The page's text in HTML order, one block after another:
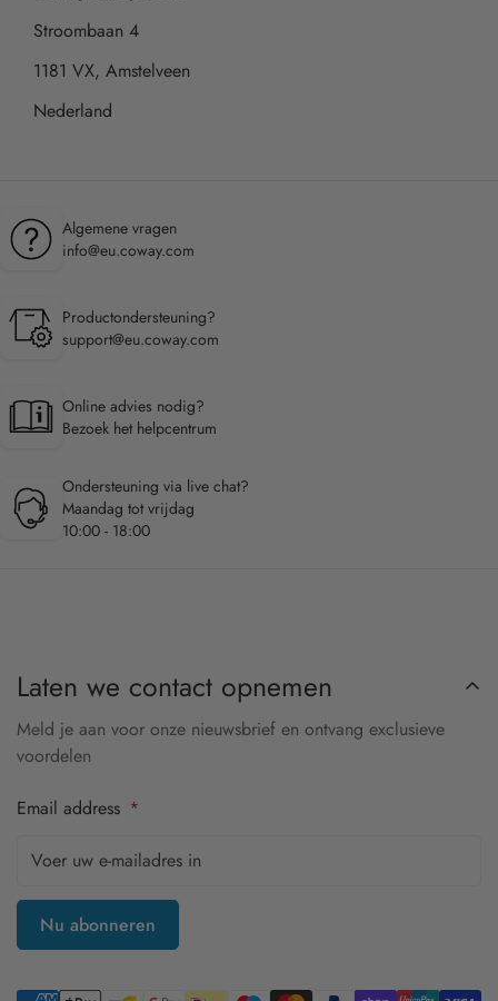
Stroombaan 4
1181 VX, Amstelveen
Nederland
Algemene vragen
info@eu.coway.com
Productondersteuning?
support@eu.coway.com
Online advies nodig?
Bezoek het helpcentrum
Ondersteuning via live chat?
Maandag tot vrijdag
10:00 - 18:00
Laten we contact opnemen
Meld je aan voor onze nieuwsbrief en ontvang exclusieve
voordelen
Email address *
Nu abonneren